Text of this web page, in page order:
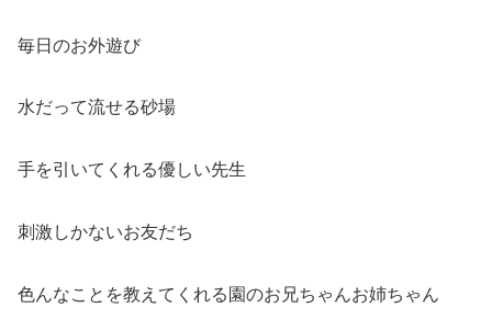
毎日のお外遊び
水だって流せる砂場
手を引いてくれる優しい先生
刺激しかないお友だち
色んなことを教えてくれる園のお兄ちゃんお姉ちゃん